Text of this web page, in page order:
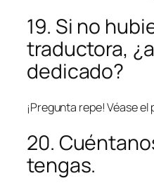
19. Si no
traductora,
dedicado?
¡Pregunta repe! Véase el
20.
tengas.